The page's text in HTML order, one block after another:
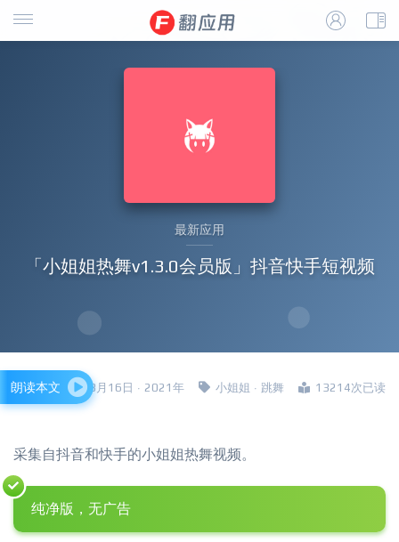
最新应用
「小姐姐热舞v1.3.0会员版」抖音快手短视频
四哥 · 3月16日 · 2021年 小姐姐 · 跳舞 13214次已读
朗读本文
采集自抖音和快手的小姐姐热舞视频。
纯净版，无广告